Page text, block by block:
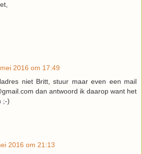
2016 om 17:49
niet Britt, stuur maar even een mail
dan antwoord ik daarop want het
;-)
2016 om 21:13